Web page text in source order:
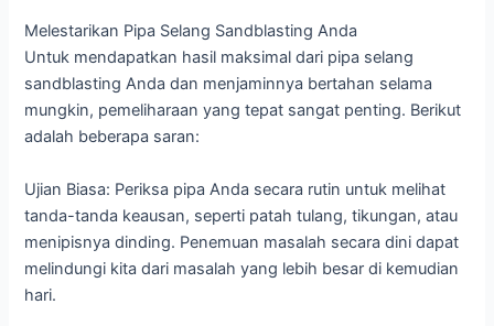
Melestarikan Pipa Selang Sandblasting Anda
Untuk mendapatkan hasil maksimal dari pipa selang
sandblasting Anda dan menjaminnya bertahan selama
mungkin, pemeliharaan yang tepat sangat penting. Berikut
adalah beberapa saran:
Ujian Biasa: Periksa pipa Anda secara rutin untuk melihat
tanda-tanda keausan, seperti patah tulang, tikungan, atau
menipisnya dinding. Penemuan masalah secara dini dapat
melindungi kita dari masalah yang lebih besar di kemudian
hari.